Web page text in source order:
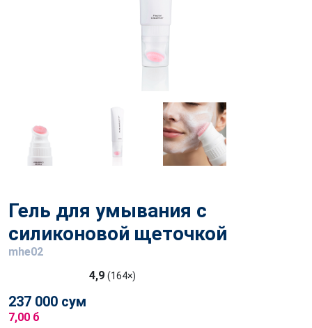
Гель для умывания с
силиконовой щеточкой
mhe02
4,9 (164×)
237 000 сум
7,00 б